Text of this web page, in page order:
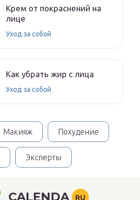
Крем от покраснений на
лице
Уход за собой
Как убрать жир с лица
Уход за собой
Макияж Похудение
Эксперты
CALENDA RU